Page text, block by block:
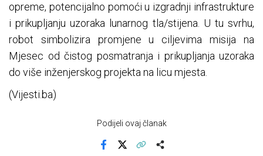
opreme, potencijalno pomoći u izgradnji infrastrukture
i prikupljanju uzoraka lunarnog tla/stijena. U tu svrhu,
robot simbolizira promjene u ciljevima misija na
Mjesec od čistog posmatranja i prikupljanja uzoraka
do više inženjerskog projekta na licu mjesta.
(Vijesti.ba)
Podijeli ovaj članak